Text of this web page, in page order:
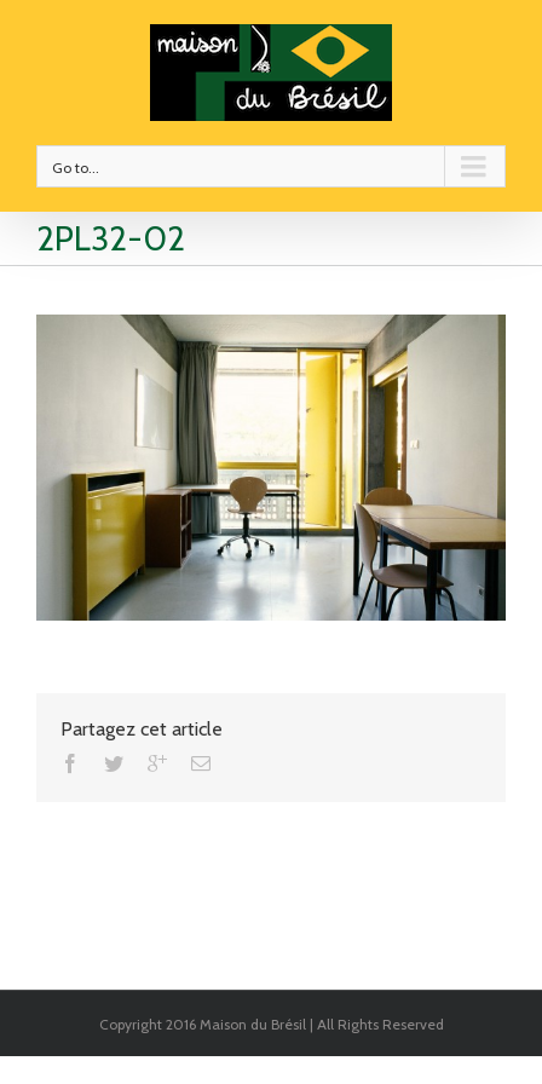
Go to...
2PL32-02
Partagez cet article
Copyright 2016 Maison du Brésil | All Rights Reserved